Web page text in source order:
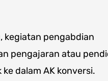
kegiatan pengabdian
pengajaran atau
dalam AK konversi.